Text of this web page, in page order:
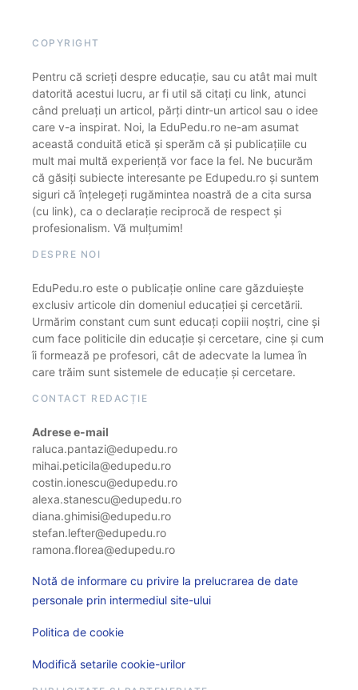
COPYRIGHT
Pentru că scrieți despre educație, sau cu atât mai mult
datorită acestui lucru, ar fi util să citați cu link, atunci
când preluați un articol, părți dintr-un articol sau o idee
care v-a inspirat. Noi, la EduPedu.ro ne-am asumat
această conduită etică și sperăm că și publicațiile cu
mult mai multă experiență vor face la fel. Ne bucurăm
că găsiți subiecte interesante pe Edupedu.ro și suntem
siguri că înțelegeți rugămintea noastră de a cita sursa
(cu link), ca o declarație reciprocă de respect și
profesionalism. Vă mulțumim!
DESPRE NOI
EduPedu.ro este o publicație online care găzduiește
exclusiv articole din domeniul educației și cercetării.
Urmărim constant cum sunt educați copiii noștri, cine și
cum face politicile din educație și cercetare, cine și cum
îi formează pe profesori, cât de adecvate la lumea în
care trăim sunt sistemele de educație și cercetare.
CONTACT REDACȚIE
Adrese e-mail
raluca.pantazi@edupedu.ro
mihai.peticila@edupedu.ro
costin.ionescu@edupedu.ro
alexa.stanescu@edupedu.ro
diana.ghimisi@edupedu.ro
stefan.lefter@edupedu.ro
ramona.florea@edupedu.ro
Notă de informare cu privire la prelucrarea de date
personale prin intermediul site-ului
Politica de cookie
Modifică setarile cookie-urilor